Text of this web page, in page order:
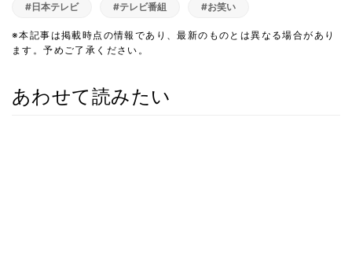
#日本テレビ #テレビ番組 #お笑い
※本記事は掲載時点の情報であり、最新のものとは異なる場合があり
ます。予めご了承ください。
あわせて読みたい